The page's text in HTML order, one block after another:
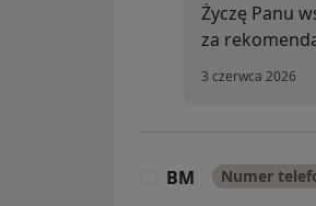
Życzę Panu
za
3 czerwca 2026
BM Numer